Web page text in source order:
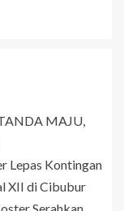
MAJU,
Lepas Kontingan
XII di Cibubur